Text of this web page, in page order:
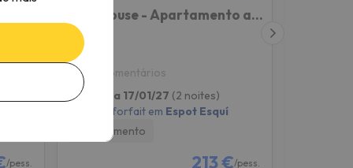
/pess.
Roxy House - Apartamento a pie de pistas de Espot
Espot
9.4
78 comentários
15/01/27 a 17/01/27 (2 noites)
2 dias de forfait em Espot Esquí
Só alojamento
213 €/pess.